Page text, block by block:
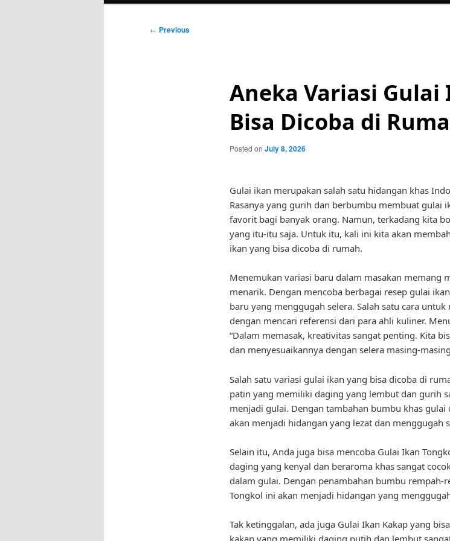
Post
← Previous
Aneka Variasi Gulai
Bisa Dicoba di
Posted on July 8, 2026
Gulai ikan merupakan salah satu hidangan khas
Rasanya yang gurih dan berbumbu membuat gulai
favorit bagi banyak orang. Namun, terkadang kita
yang itu-itu saja. Untuk itu, kali ini kita akan
ikan yang bisa dicoba di rumah.
Menemukan variasi baru dalam masakan memang
menarik. Dengan mencoba berbagai resep gulai
baru yang menggugah selera. Salah satu cara
dengan mencari referensi dari para ahli kuliner.
“Dalam memasak, kreativitas sangat penting. Kita
dan menyesuaikannya dengan selera masing-
Salah satu variasi gulai ikan yang bisa dicoba di
patin yang memiliki daging yang lembut dan gurih
menjadi gulai. Dengan tambahan bumbu khas gulai
akan menjadi hidangan yang lezat dan menggugah
Selain itu, Anda juga bisa mencoba Gulai Ikan
daging yang kenyal dan beraroma khas sangat
dalam gulai. Dengan penambahan bumbu rempah-
Tongkol ini akan menjadi hidangan yang
Tak ketinggalan, ada juga Gulai Ikan Kakap yang